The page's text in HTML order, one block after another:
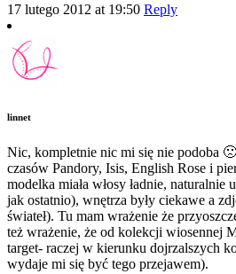
17 lutego 2012 at 19:50 Reply
linnet
Nic, kompletnie nic mi się nie podoba
czasów Pandory, Isis, English Rose i
modelka miała włosy ładnie, naturalnie
jak ostatnio), wnętrza były ciekawe a
świateł). Tu mam wrażenie że
też wrażenie, że od kolekcji wiosennej
target- raczej w kierunku dojrzalszych
wydaje mi się być tego przejawem).